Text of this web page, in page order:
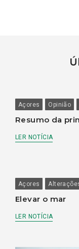
Açores Opinião
Resumo da
LER NOTÍCIA
Açores
Elevar o mar
LER NOTÍCIA